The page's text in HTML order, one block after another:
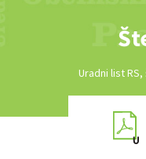
Uradni list RS,